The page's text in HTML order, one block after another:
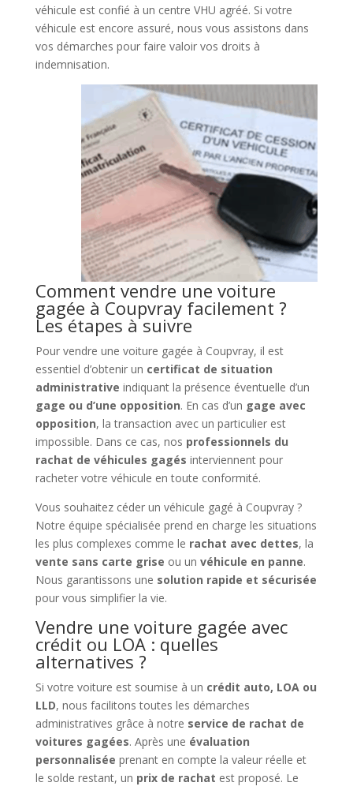
véhicule est confié à un centre VHU agréé. Si votre
véhicule est encore assuré, nous vous assistons dans
vos démarches pour faire valoir vos droits à
indemnisation.
Comment vendre une voiture
gagée à Coupvray facilement ?
Les étapes à suivre
Pour vendre une voiture gagée à Coupvray, il est
essentiel d’obtenir un certificat de situation
administrative indiquant la présence éventuelle d’un
gage ou d’une opposition. En cas d’un gage avec
opposition, la transaction avec un particulier est
impossible. Dans ce cas, nos professionnels du
rachat de véhicules gagés interviennent pour
racheter votre véhicule en toute conformité.
Vous souhaitez céder un véhicule gagé à Coupvray ?
Notre équipe spécialisée prend en charge les situations
les plus complexes comme le rachat avec dettes, la
vente sans carte grise ou un véhicule en panne.
Nous garantissons une solution rapide et sécurisée
pour vous simplifier la vie.
Vendre une voiture gagée avec
crédit ou LOA : quelles
alternatives ?
Si votre voiture est soumise à un crédit auto, LOA ou
LLD, nous facilitons toutes les démarches
administratives grâce à notre service de rachat de
voitures gagées. Après une évaluation
personnalisée prenant en compte la valeur réelle et
le solde restant, un prix de rachat est proposé. Le